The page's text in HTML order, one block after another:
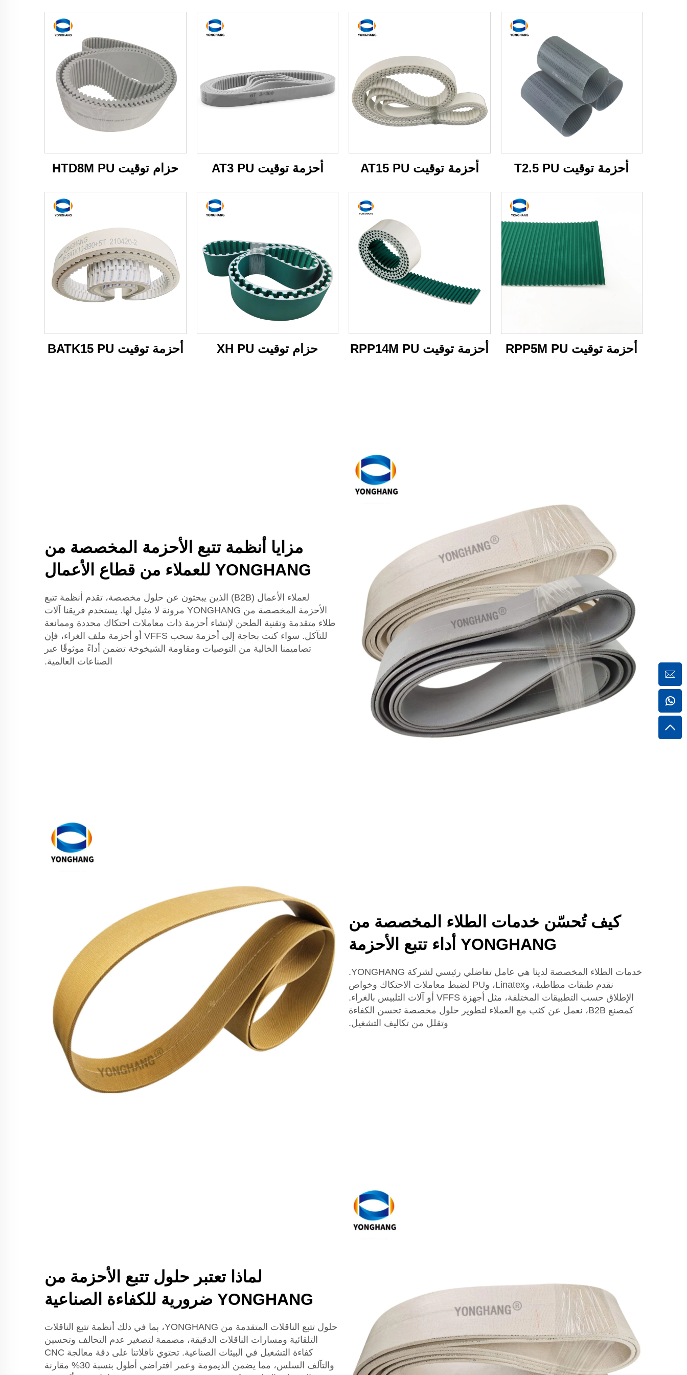
أحزمة توقيت T2.5 PU أحزمة توقيت AT15 PU أحزمة توقيت AT3 PU حزام توقيت HTD8M PU
أحزمة توقيت RPP5M PU أحزمة توقيت RPP14M PU حزام توقيت XH PU أحزمة توقيت BATK15 PU
مزايا أنظمة تتبع الأحزمة المخصصة من
YONGHANG للعملاء من قطاع الأعمال
لعملاء الأعمال (B2B) الذين يبحثون عن حلول مخصصة، تقدم أنظمة تتبع
الأحزمة المخصصة من YONGHANG مرونة لا مثيل لها. يستخدم فريقنا آلات
طلاء متقدمة وتقنية الطحن لإنشاء أحزمة ذات معاملات احتكاك محددة وممانعة
للتآكل. سواء كنت بحاجة إلى أحزمة سحب VFFS أو أحزمة ملف الغراء، فإن
تصاميمنا الخالية من التوصيات ومقاومة الشيخوخة تضمن أداءً موثوقًا عبر
الصناعات العالمية.
كيف تُحسّن خدمات الطلاء المخصصة من
YONGHANG أداء تتبع الأحزمة
خدمات الطلاء المخصصة لدينا هي عامل تفاضلي رئيسي لشركة YONGHANG.
نقدم طبقات مطاطية، وLinatex، وPU لضبط معاملات الاحتكاك وخواص
الإطلاق حسب التطبيقات المختلفة، مثل أجهزة VFFS أو آلات التلبيس بالغراء.
كمصنع B2B، نعمل عن كثب مع العملاء لتطوير حلول مخصصة تحسن الكفاءة
وتقلل من تكاليف التشغيل.
لماذا تعتبر حلول تتبع الأحزمة من
YONGHANG ضرورية للكفاءة الصناعية
حلول تتبع الناقلات المتقدمة من YONGHANG، بما في ذلك أنظمة تتبع الناقلات
التلقائية ومسارات الناقلات الدقيقة، مصممة لتصغير عدم التحالف وتحسين
كفاءة التشغيل في البيئات الصناعية. تحتوي ناقلاتنا على دقة معالجة CNC
والتآلف السلس، مما يضمن الديمومة وعمر افتراضي أطول بنسبة 30% مقارنة